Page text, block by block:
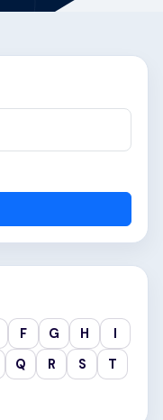
F G H
I
Q R S
T